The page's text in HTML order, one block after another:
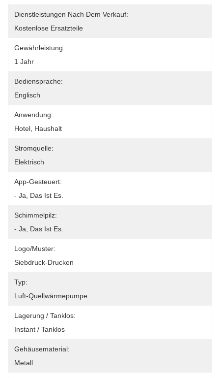
Dienstleistungen Nach Dem Verkauf:
Kostenlose Ersatzteile
Gewährleistung:
1 Jahr
Bediensprache:
Englisch
Anwendung:
Hotel, Haushalt
Stromquelle:
Elektrisch
App-Gesteuert:
- Ja, Das Ist Es.
Schimmelpilz:
- Ja, Das Ist Es.
Logo/Muster:
Siebdruck-Drucken
Typ:
Luft-Quellwärmepumpe
Lagerung / Tanklos:
Instant / Tanklos
Gehäusematerial:
Metall